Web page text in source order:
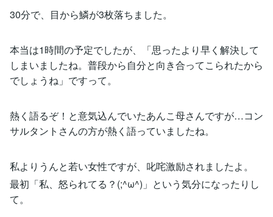
30分で、目から鱗が3枚落ちました。
本当は1時間の予定でしたが、「思ったより早く解決して
しまいましたね。普段から自分と向き合ってこられたから
でしょうね」ですって。
熱く語るぞ！と意気込んでいたあんこ母さんですが…コン
サルタントさんの方が熱く語っていましたね。
私よりうんと若い女性ですが、叱咤激励されましたよ。
最初「私、怒られてる？(;^ω^)」という気分になったりし
て。